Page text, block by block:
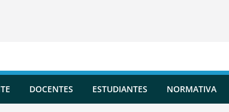
DOCENTES ESTUDIANTES NORMATIVA